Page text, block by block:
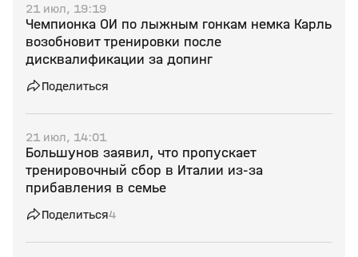
21 июл, 19:19
Чемпионка ОИ по лыжным гонкам немка Карль
возобновит тренировки после
дисквалификации за допинг
Поделиться
21 июл, 14:01
Большунов заявил, что пропускает
тренировочный сбор в Италии из‑за
прибавления в семье
Поделиться4